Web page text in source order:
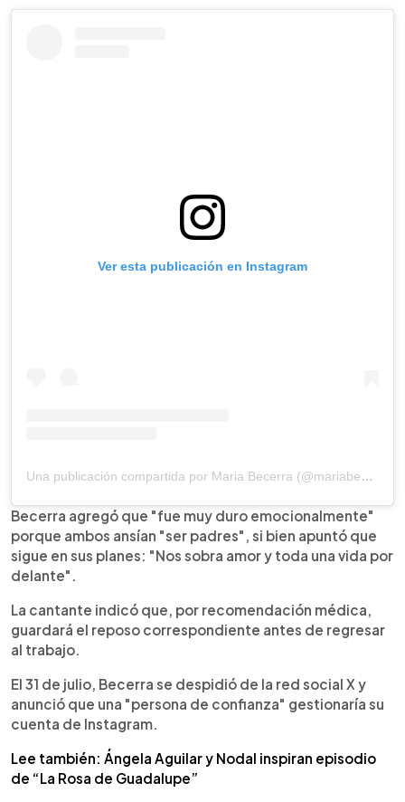
Ver esta publicación en Instagram
Una publicación compartida por Maria Becerra (@mariabecerra)
Becerra agregó que "fue muy duro emocionalmente"
porque ambos ansían "ser padres", si bien apuntó que
sigue en sus planes: "Nos sobra amor y toda una vida por
delante".
La cantante indicó que, por recomendación médica,
guardará el reposo correspondiente antes de regresar
al trabajo.
El 31 de julio, Becerra se despidió de la red social X y
anunció que una "persona de confianza" gestionaría su
cuenta de Instagram.
Lee también: Ángela Aguilar y Nodal inspiran episodio
de “La Rosa de Guadalupe”